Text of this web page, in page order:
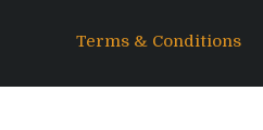
Terms & Conditions